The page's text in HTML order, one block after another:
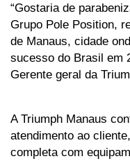
“Gostaria de
Grupo Pole Position,
de Manaus, cidade
sucesso do Brasil em
Gerente geral da
A Triumph Manaus
atendimento ao
completa com